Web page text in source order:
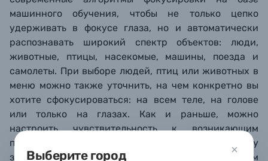
Выберите город
машинного обучения, чтобы не только цепко
удерживать в фокусе глаза, но и автоматически
распознавать широкий спектр объектов: люди,
животные, птицы, насекомые, машины, поезда и
самолеты. При выборе людей, птиц или животных в
меню можно также уточнить, на чем конкретно вы
хотите сфокусироваться: на всем теле, на голове
или только на глазах. Как и раньше, можно
настроить чувствительность к возникающим
помехам и скорость перевода фокуса. Sony
заявляет, что эффективность фокусировки по глазам